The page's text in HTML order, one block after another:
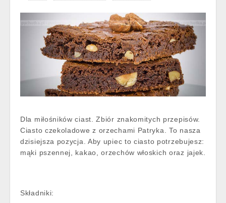
Dla miłośników ciast. Zbiór znakomitych przepisów.
Ciasto czekoladowe z orzechami Patryka. To nasza
dzisiejsza pozycja. Aby upiec to ciasto potrzebujesz:
mąki pszennej, kakao, orzechów włoskich oraz jajek.
Składniki: